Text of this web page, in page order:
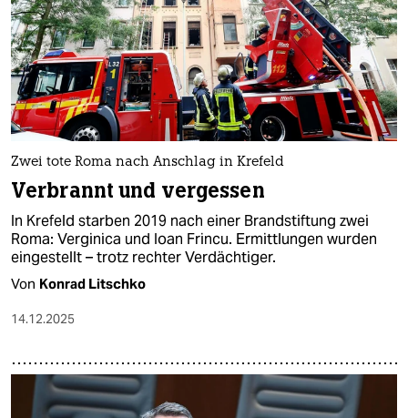
Zwei tote Roma nach Anschlag in Krefeld
Verbrannt und vergessen
In Krefeld starben 2019 nach einer Brandstiftung zwei
Roma: Verginica und Ioan Frincu. Ermittlungen wurden
eingestellt – trotz rechter Verdächtiger.
Von Konrad Litschko
14.12.2025